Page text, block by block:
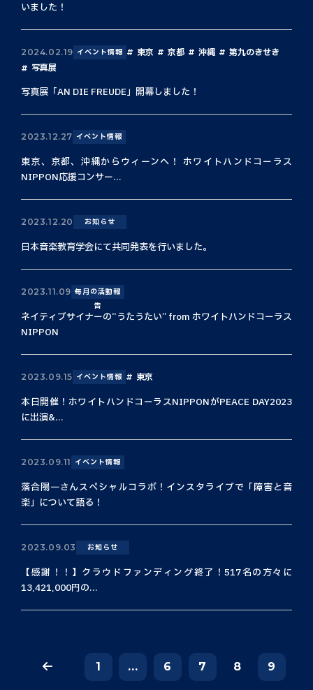
いました！
2024.02.19 イベント情報 東京 京都 沖縄
第九のきせき
写真展
写真展「AN DIE FREUDE」開幕しました！
2023.12.27 イベント情報
東京、京都、沖縄からウィーンへ！ ホワイトハンドコーラス
NIPPON応援コンサー...
2023.12.20 お知らせ
日本音楽教育学会にて共同発表を行いました。
2023.11.09 毎月の活動報
告
ネイティブサイナーの“うたうたい” from ホワイトハンドコーラス
NIPPON
2023.09.15 イベント情報 東京
本日開催！ホワイトハンドコーラスNIPPONがPEACE DAY2023
に出演&...
2023.09.11 イベント情報
落合陽一さんスペシャルコラボ！インスタライブで「障害と音
楽」について語る！
2023.09.03 お知らせ
【感謝！！】クラウドファンディング終了！517名の方々に
13,421,000円の...
1 ... 6 7 8 9